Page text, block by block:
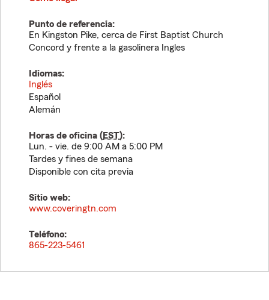
Punto de referencia:
En Kingston Pike, cerca de First Baptist Church
Concord y frente a la gasolinera Ingles
Idiomas:
Inglés
Español
Alemán
Horas de oficina (EST):
Lun. - vie. de 9:00 AM a 5:00 PM
Tardes y fines de semana
Disponible con cita previa
Sitio web:
www.coveringtn.com
Teléfono:
865-223-5461